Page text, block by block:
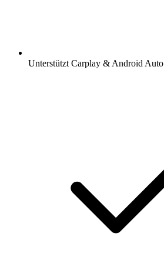
Unterstützt Carplay & Android Auto